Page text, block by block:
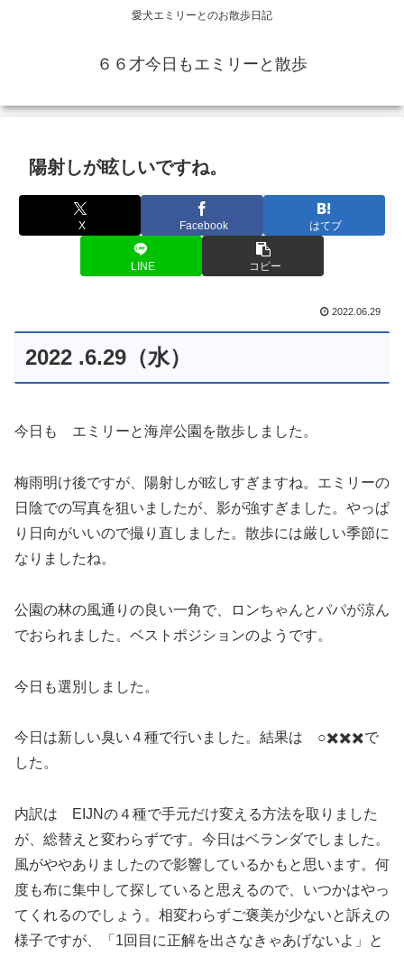
愛犬エミリーとのお散歩日記
６６才今日もエミリーと散歩
陽射しが眩しいですね。
X Facebook はてブ
LINE コピー
2022.06.29
2022 .6.29（水）
今日も エミリーと海岸公園を散歩しました。
梅雨明け後ですが、陽射しが眩しすぎますね。エミリーの
日陰での写真を狙いましたが、影が強すぎました。やっぱ
り日向がいいので撮り直しました。散歩には厳しい季節に
なりましたね。
公園の林の風通りの良い一角で、ロンちゃんとパパが涼ん
でおられました。ベストポジションのようです。
今日も選別しました。
今日は新しい臭い４種で行いました。結果は ○✖️✖️✖️で
した。
内訳は EIJNの４種で手元だけ変える方法を取りました
が、総替えと変わらずです。今日はベランダでしました。
風がややありましたので影響しているかもと思います。何
度も布に集中して探していると思えるので、いつかはやっ
てくれるのでしょう。相変わらずご褒美が少ないと訴えの
様子ですが、「1回目に正解を出さなきゃあげないよ」と